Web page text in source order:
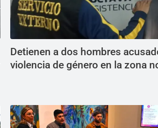
Detienen a dos hombres
violencia de género en la zona